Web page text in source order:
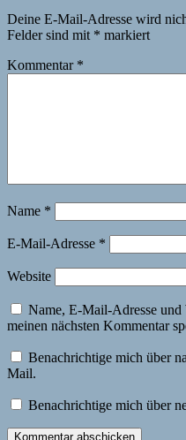
Deine E-Mail-Adresse wird
Felder sind mit * markiert
Kommentar *
Name *
E-Mail-Adresse *
Website
Name, E-Mail-Adresse
meinen nächsten Kommentar
Benachrichtige mich über
Mail.
Benachrichtige mich über